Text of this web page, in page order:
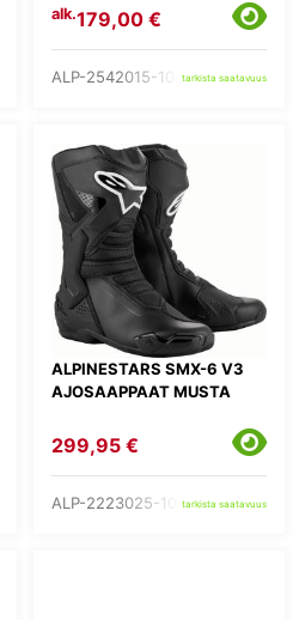
alk.179,00 €
ALP-2542015-10- tarkista saatavuus
ALPINESTARS SMX-6 V3
AJOSAAPPAAT MUSTA
299,95 €
ALP-2223025-10-tarkista saatavuus